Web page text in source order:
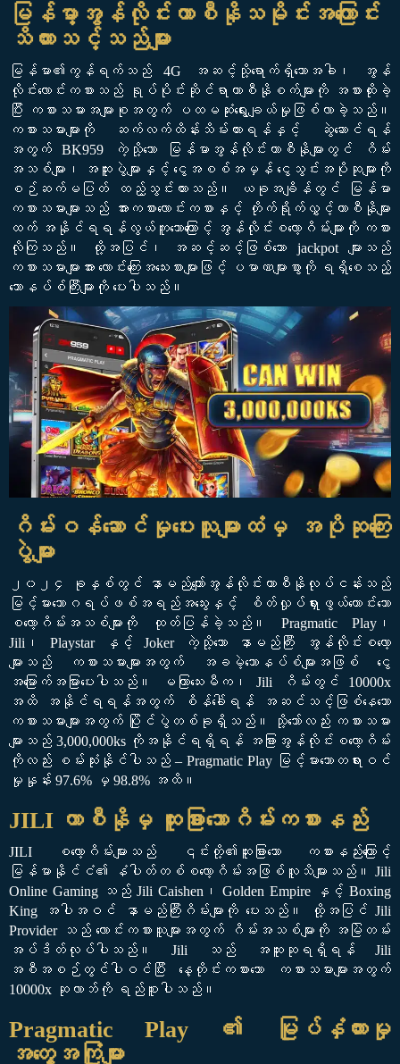
မြန်မာ့အွန်လိုင်းကာစီနိုသမိုင်းအကြောင်း
သိထားသင့်သည်များ
မြန်မာ၏ကွန်ရက်သည် 4G အဆင့်သို့ရောက်ရှိသောအခါ၊ အွန်
လိုင်းလောင်းကစားသည် ရုပ်ပိုင်းဆိုင်ရာကာစီနိုစက်များကို အစားထိုးခဲ့
ပြီး ကစားသမားအများစုအတွက် ပထမဆုံးရွေးချယ်မှုဖြစ်လာခဲ့သည်။
ကစားသမားများကို ဆက်လက်ထိန်းသိမ်းထားရန်နှင့် ဆွဲဆောင်ရန်
အတွက် BK959 ကဲ့သို့သော မြန်မာအွန်လိုင်းကာစီနိုများတွင် ဂိမ်း
အသစ်များ၊ အထူးပွဲများနှင့် ငွေအစစ်အမှန် ငွေသွင်းအပိုဆုများကို
စဉ်ဆက်မပြတ် ထည့်သွင်းထားသည်။ ယခုအချိန်တွင် မြန်မာ
ကစားသမားများသည် အားကစားလောင်းကစားနှင့် တိုက်ရိုက်လွှင့်ကာစီနိုများ
ထက် အနိုင်ရရန်လွယ်ကူသောကြောင့် အွန်လိုင်းစလော့ဂိမ်းများကို ကစား
လိုကြသည်။ ထို့အပြင်၊ အဆင့်ဆင့်ဖြစ်သော jackpot များသည်
ကစားသမားများအား လောင်းကြေးအသေးစားများဖြင့် ပမာဏများစွာကို ရရှိစေသည့်
ဘောနပ်စ်ကြီးများကို ပေးပါသည်။
ဂိမ်းဝန်ဆောင်မှုပေးသူများထံမှ အပိုဆုကြေး
ပွဲများ
၂၀၂၄ ခုနှစ်တွင် နာမည်ကျော်အွန်လိုင်းကာစီနိုလုပ်ငန်းသည်
မြင့်မားသောဂရပ်ဖစ်အရည်အသွေးနှင့် စိတ်လှုပ်ရှားဖွယ်ကောင်းသော
စလော့ဂိမ်းအသစ်များကို ထုတ်ပြန်ခဲ့သည်။ Pragmatic Play၊
Jili၊ Playstar နှင့် Joker ကဲ့သို့သော နာမည်ကြီး အွန်လိုင်းစလော့
များသည် ကစားသမားများအတွက် အခမဲ့ဘောနပ်စ်များအဖြစ် ငွေ
အမြောက်အမြားပေးပါသည်။ မကြာသေးမီက၊ Jili ဂိမ်းတွင် 10000x
အထိ အနိုင်ရရန်အတွက် စိန်ခေါ်ရန် အဆင်သင့်ဖြစ်နေသော
ကစားသမားများအတွက် ပြိုင်ပွဲတစ်ခုရှိသည်။ သို့သော်လည်း ကစားသမား
များသည် 3,000,000ks ကိုအနိုင်ရရှိရန် အခြားအွန်လိုင်းစလော့ဂိမ်း
ကိုလည်း စမ်းသုံးနိုင်ပါသည် – Pragmatic Play မြင့်မားသောတရားဝင်
မှုနှုန်း 97.6% မှ 98.8% အထိ။
JILI ကာစီနိုမှ ထူးခြားသောဂိမ်းကစားနည်း
JILI စလော့ဂိမ်းများသည် ၎င်းတို့၏ထူးခြားသော ကစားနည်းကြောင့်
မြန်မာနိုင်ငံ၏ နံပါတ်တစ်စလော့ဂိမ်းအဖြစ်လူသိများသည်။ Jili
Online Gaming သည် Jili Caishen၊ Golden Empire နှင့် Boxing
King အပါအဝင် နာမည်ကြီးဂိမ်းများကို ပေးသည်။ ထို့အပြင် Jili
Provider သည် လောင်းကစားသူများအတွက် ဂိမ်းအသစ်များကို အမြဲတမ်း
အပ်ဒိတ်လုပ်ပါသည်။ Jili သည် အထူးဆုရရှိရန် Jili
အစီအစဉ်တွင်ပါဝင်ပြီး နေ့တိုင်းကစားသော ကစားသမားများအတွက်
10000x ဆုလာဘ်ကို ရည်စူးပါသည်။
Pragmatic Play ၏ မြုပ်နှံထားမှု
အတွေ့အကြုံများ